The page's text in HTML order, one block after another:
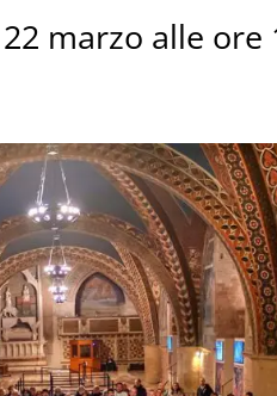
marzo alle